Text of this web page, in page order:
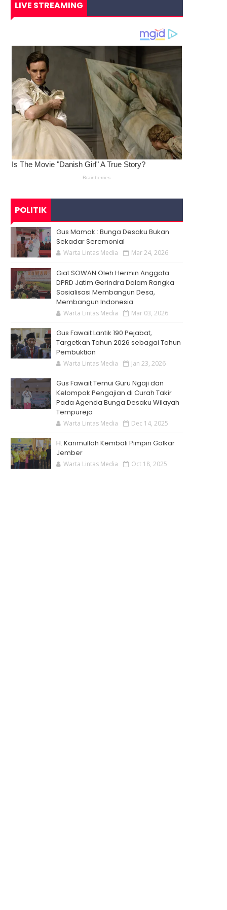
LIVE STREAMING
POLITIK
Gus Mamak : Bunga Desaku Bukan
Sekadar Seremonial
Warta Lintas Media Mar 24, 2026
Giat SOWAN Oleh Hermin Anggota
DPRD Jatim Gerindra Dalam Rangka
Sosialisasi Membangun Desa,
Membangun Indonesia
Warta Lintas Media Mar 03, 2026
Gus Fawait Lantik 190 Pejabat,
Targetkan Tahun 2026 sebagai Tahun
Pembuktian
Warta Lintas Media Jan 23, 2026
Gus Fawait Temui Guru Ngaji dan
Kelompok Pengajian di Curah Takir
Pada Agenda Bunga Desaku Wilayah
Tempurejo
Warta Lintas Media Dec 14, 2025
H. Karimullah Kembali Pimpin Golkar
Jember
Warta Lintas Media Oct 18, 2025